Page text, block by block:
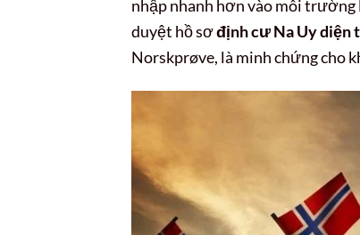
nhập nhanh hơn vào môi trường
duyệt hồ sơđịnh cư Na Uy diện
Norskprøve, là minh chứng cho